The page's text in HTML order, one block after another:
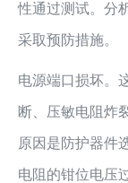
性通过测试。分
采取预防措施。
电源端口损坏。
断、压敏电阻炸
原因是防护器件
电阻的钳位电压